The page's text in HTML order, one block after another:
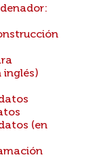
inglés)
(en